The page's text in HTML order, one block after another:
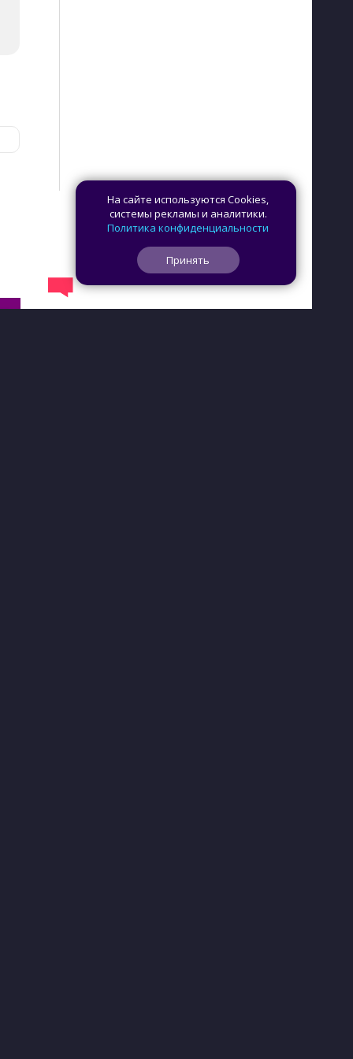
На сайте используются Cookies,
системы рекламы и аналитики.
Политика конфиденциальности
Принять